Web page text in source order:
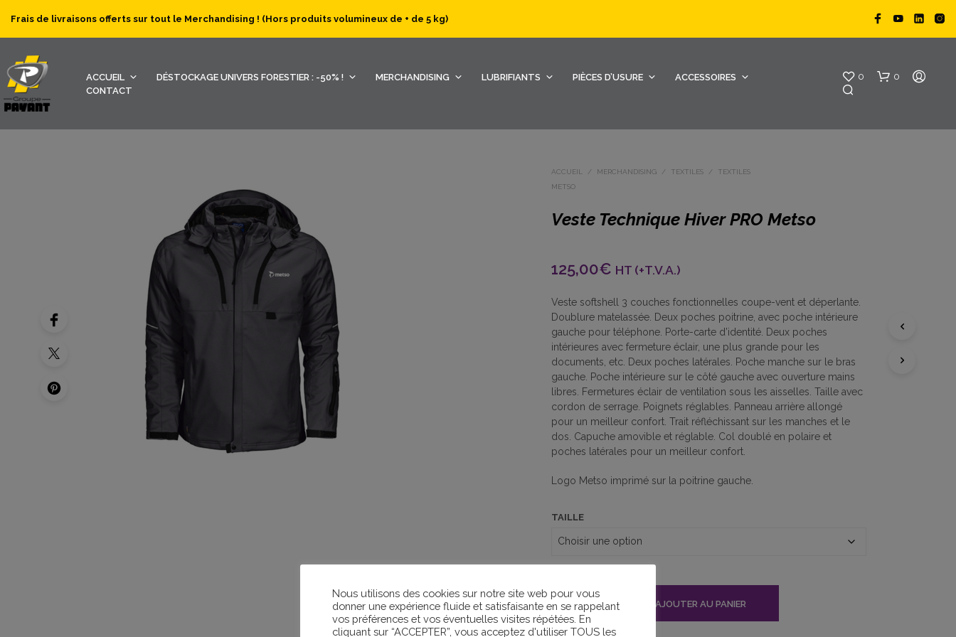
Frais de livraisons offerts sur tout le Merchandising ! (Hors produits volumineux de + de 5 kg)
ACCUEIL DÉSTOCKAGE UNIVERS FORESTIER : -50% ! MERCHANDISING LUBRIFIANTS PIÈCES D’USURE
ACCESSOIRES
CONTACT
0 0
ACCUEIL / MERCHANDISING / TEXTILES /
TEXTILES
METSO
Veste Technique Hiver PRO Metso
125,00€ HT (+T.V.A.)
Veste softshell 3 couches fonctionnelles coupe-vent et déperlante.
Doublure matelassée. Deux poches poitrine, avec poche intérieure
gauche pour téléphone. Porte-carte d’identité. Deux poches
intérieures avec fermeture éclair, une plus grande pour les
documents, etc. Deux poches latérales. Poche manche sur le bras
gauche. Poche intérieure sur le côté gauche avec ouverture mains
libres. Fermetures éclair de ventilation sous les aisselles. Taille avec
cordon de serrage. Poignets réglables. Panneau arrière allongé
pour un meilleur confort. Trait réfléchissant sur les manches et le
dos. Capuche amovible et réglable. Col doublé en polaire et
poches latérales pour un meilleur confort.
Logo Metso imprimé sur la poitrine gauche.
TAILLE
AJOUTER AU PANIER
Nous utilisons des cookies sur notre site web pour vous
donner une expérience fluide et satisfaisante en se rappelant
vos préférences et vos éventuelles visites répétées. En
cliquant sur “ACCEPTER”, vous acceptez d'utiliser TOUS les